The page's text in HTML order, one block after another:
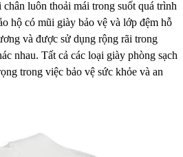
luôn thoải mái trong suốt quá trình
hộ có mũi giày bảo vệ và lớp đệm hỗ
và được sử dụng rộng rãi trong
nhau. Tất cả các loại giày phòng sạch
trong việc bảo vệ sức khỏe và an